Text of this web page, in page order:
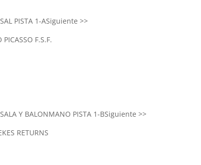
PISTA 1-ASiguiente >>
PICASSO F.S.F.
Y BALONMANO PISTA 1-BSiguiente >>
RETURNS